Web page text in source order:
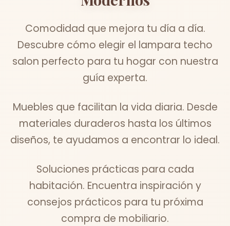
Comodidad que mejora tu día a día.
Descubre cómo elegir el lampara techo
salon perfecto para tu hogar con nuestra
guía experta.
Muebles que facilitan la vida diaria. Desde
materiales duraderos hasta los últimos
diseños, te ayudamos a encontrar lo ideal.
Soluciones prácticas para cada
habitación. Encuentra inspiración y
consejos prácticos para tu próxima
compra de mobiliario.